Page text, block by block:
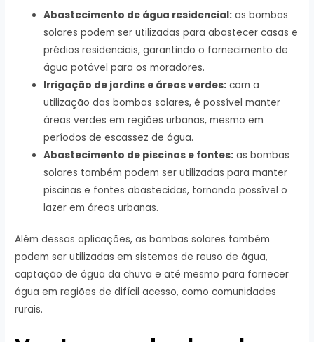
Abastecimento de água residencial: as bombas
solares podem ser utilizadas para abastecer casas e
prédios residenciais, garantindo o fornecimento de
água potável para os moradores.
Irrigação de jardins e áreas verdes: com a
utilização das bombas solares, é possível manter
áreas verdes em regiões urbanas, mesmo em
períodos de escassez de água.
Abastecimento de piscinas e fontes: as bombas
solares também podem ser utilizadas para manter
piscinas e fontes abastecidas, tornando possível o
lazer em áreas urbanas.
Além dessas aplicações, as bombas solares também
podem ser utilizadas em sistemas de reuso de água,
captação de água da chuva e até mesmo para fornecer
água em regiões de difícil acesso, como comunidades
rurais.